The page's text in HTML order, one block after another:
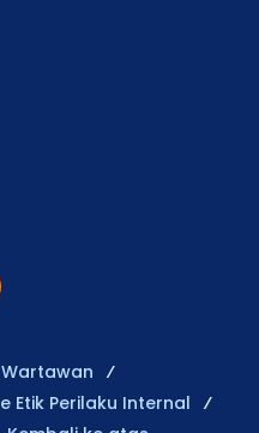
Wartawan
Etik Perilaku Internal